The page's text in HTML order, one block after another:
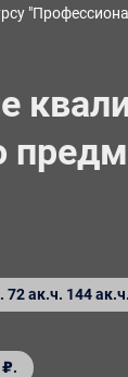
72 ак.ч. 144 ак.ч.
₽.